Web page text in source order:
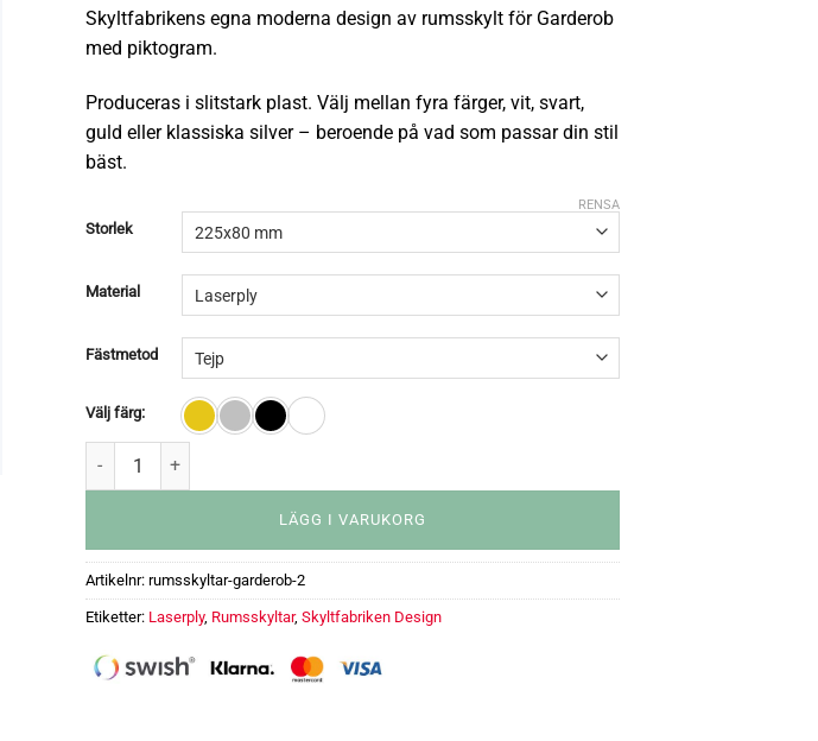
Skyltfabrikens egna moderna design av rumsskylt för Garderob
med piktogram.
Produceras i slitstark plast. Välj mellan fyra färger, vit, svart,
guld eller klassiska silver – beroende på vad som passar din stil
bäst.
Storlek
Material
Fästmetod
Välj färg:
RENSA
LÄGG I VARUKORG
Artikelnr: rumsskyltar-garderob-2
Etiketter: Laserply, Rumsskyltar, Skyltfabriken Design